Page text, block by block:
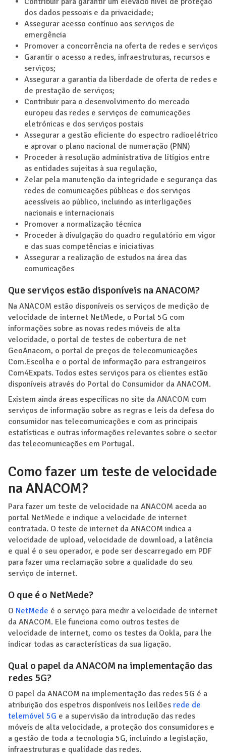
dos dados pessoais e da privacidade;
Assegurar acesso contínuo aos serviços de
emergência
Promover a concorrência na oferta de redes e serviços
Garantir o acesso a redes, infraestruturas, recursos e
serviços;
Assegurar a garantia da liberdade de oferta de redes e
de prestação de serviços;
Contribuir para o desenvolvimento do mercado
europeu das redes e serviços de comunicações
eletrónicas e dos serviços postais
Assegurar a gestão eficiente do espectro radioelétrico
e aprovar o plano nacional de numeração (PNN)
Proceder à resolução administrativa de litígios entre
as entidades sujeitas à sua regulação,
Zelar pela manutenção da integridade e segurança das
redes de comunicações públicas e dos serviços
acessíveis ao público, incluindo as interligações
nacionais e internacionais
Promover a normalização técnica
Proceder à divulgação do quadro regulatório em vigor
e das suas competências e iniciativas
Assegurar a realização de estudos na área das
comunicações
Que serviços estão disponíveis na ANACOM?
Na ANACOM estão disponíveis os serviços de medição de
velocidade de internet NetMede, o Portal 5G com
informações sobre as novas redes móveis de alta
velocidade, o portal de testes de cobertura de net
GeoAnacom, o portal de preços de telecomunicações
Com.Escolha e o portal de informação para estrangeiros
Com4Expats. Todos estes serviços para os clientes estão
disponíveis através do Portal do Consumidor da ANACOM.
Existem ainda áreas específicas no site da ANACOM com
serviços de informação sobre as regras e leis da defesa do
consumidor nas telecomunicações e com as principais
estatísticas e outras informações relevantes sobre o sector
das telecomunicações em Portugal.
Como fazer um teste de velocidade
na ANACOM?
Para fazer um teste de velocidade na ANACOM aceda ao
portal NetMede e indique a velocidade de internet
contratada. O teste de internet da ANACOM indica a
velocidade de upload, velocidade de download, a latência
e qual é o seu operador, e pode ser descarregado em PDF
para fazer uma reclamação sobre a qualidade do seu
serviço de internet.
O que é o NetMede?
O NetMede é o serviço para medir a velocidade de internet
da ANACOM. Ele funciona como outros testes de
velocidade de internet, como os testes da Ookla, para lhe
indicar todas as características da sua ligação.
Qual o papel da ANACOM na implementação das
redes 5G?
O papel da ANACOM na implementação das redes 5G é a
atribuição dos espetros disponíveis nos leilões rede de
telemóvel 5G e a supervisão da introdução das redes
móveis de alta velocidade, a proteção dos consumidores e
a gestão de toda a tecnologia 5G, incluindo a legislação,
infraestruturas e qualidade das redes.